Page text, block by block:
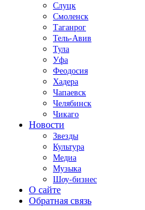
Слуцк
Смоленск
Таганрог
Тель-Авив
Тула
Уфа
Феодосия
Хадера
Чапаевск
Челябинск
Чикаго
Новости
Звезды
Культура
Медиа
Музыка
Шоу-бизнес
О сайте
Обратная связь